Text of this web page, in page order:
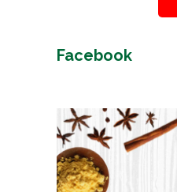
Facebook